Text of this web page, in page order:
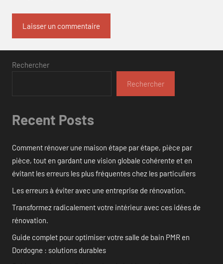
Rechercher
Rechercher
Recent Posts
Comment rénover une maison étape par étape, pièce par
pièce, tout en gardant une vision globale cohérente et en
évitant les erreurs les plus fréquentes chez les particuliers
Les erreurs à éviter avec une entreprise de rénovation.
Transformez radicalement votre intérieur avec ces idées de
rénovation.
Guide complet pour optimiser votre salle de bain PMR en
Dordogne : solutions durables